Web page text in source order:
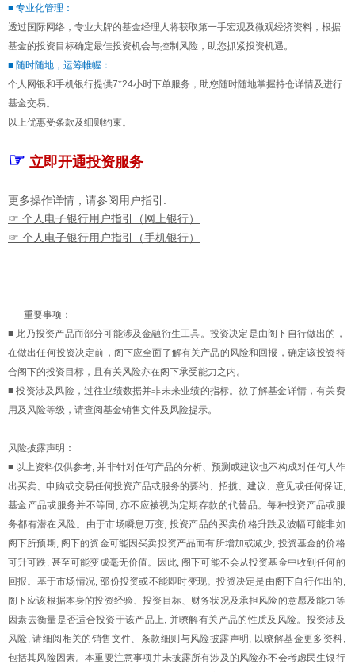
■ 专业化管理：
透过国际网络，专业大牌的基金经理人将获取第一手宏观及微观经济资料，根据
基金的投资目标确定最佳投资机会与控制风险，助您抓紧投资机遇。
■ 随时随地，运筹帷幄：
个人网银和手机银行提供7*24小时下单服务，助您随时随地掌握持仓详情及进行
基金交易。
以上优惠受条款及细则约束。
☞ 立即开通投资服务
更多操作详情，请参阅用户指引:
☞ 个人电子银行用户指引（网上银行）
☞ 个人电子银行用户指引（手机银行）
重要事项：
■ 此乃投资产品而部分可能涉及金融衍生工具。投资决定是由阁下自行做出的，
在做出任何投资决定前，阁下应全面了解有关产品的风险和回报，确定该投资符
合阁下的投资目标，且有关风险亦在阁下承受能力之内。
■ 投资涉及风险，过往业绩数据并非未来业绩的指标。欲了解基金详情，有关费
用及风险等级，请查阅基金销售文件及风险提示。
风险披露声明：
■ 以上资料仅供参考, 并非针对任何产品的分析、预测或建议也不构成对任何人作
出买卖、申购或交易任何投资产品或服务的要约、招揽、建议、意见或任何保证,
基金产品或服务并不等同, 亦不应被视为定期存款的代替品。每种投资产品或服
务都有潜在风险。由于市场瞬息万变, 投资产品的买卖价格升跌及波幅可能非如
阁下所预期, 阁下的资金可能因买卖投资产品而有所增加或减少, 投资基金的价格
可升可跌, 甚至可能变成毫无价值。因此, 阁下可能不会从投资基金中收到任何的
回报。基于市场情况, 部份投资或不能即时变现。投资决定是由阁下自行作出的,
阁下应该根据本身的投资经验、投资目标、财务状况及承担风险的意愿及能力等
因素去衡量是否适合投资于该产品上, 并暸解有关产品的性质及风险。投资涉及
风险, 请细阅相关的销售文件、 条款细则与风险披露声明, 以暸解基金更多资料,
包括其风险因素。本重要注意事项并未披露所有涉及的风险亦不会考虑民生银行